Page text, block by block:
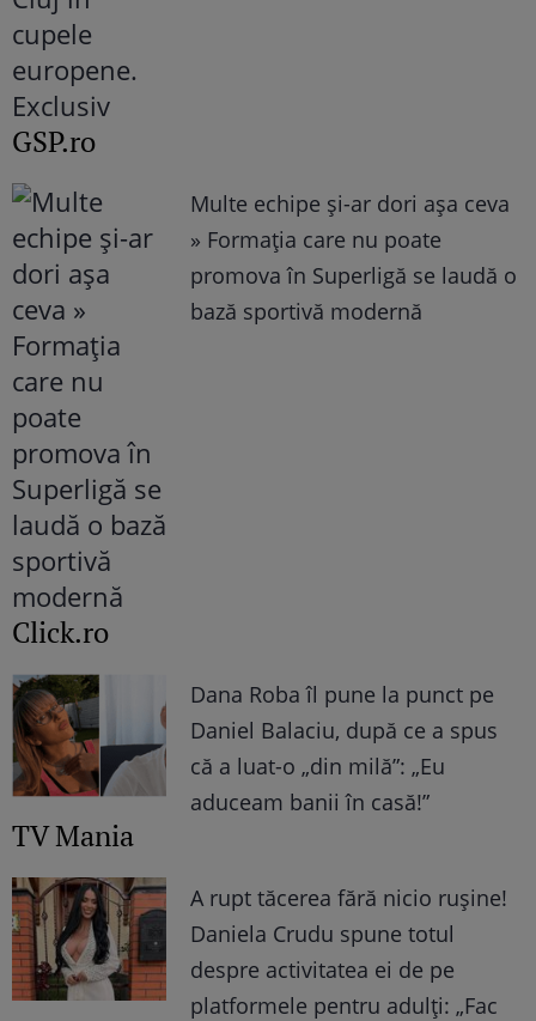
GSP.ro
Multe echipe și-ar dori așa ceva
» Formația care nu poate
promova în Superligă se laudă o
bază sportivă modernă
Click.ro
Dana Roba îl pune la punct pe
Daniel Balaciu, după ce a spus
că a luat-o „din milă”: „Eu
aduceam banii în casă!”
TV Mania
A rupt tăcerea fără nicio rușine!
Daniela Crudu spune totul
despre activitatea ei de pe
platformele pentru adulți: „Fac